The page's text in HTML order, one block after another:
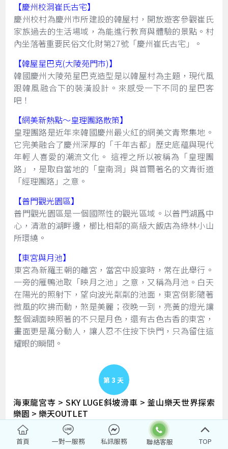
【慶州校洞崔氏古宅】
慶州校村為慶州市所建設的韓屋村，開放遊客參觀崔氏
家族過去的生活場域，為能進行教育與體驗的景點。村
內坐落著重要民俗文化財第27號「慶州崔氏古宅」。
【韓屋星巴克(大陵苑門市)】
韓國慶州大陵苑星巴克造型是以韓屋村為主題，現代風
跟韓風融合下的裝潢設計。來感受一下不同的星巴客
吧！
【網美新熱點～皇理團路散策】
皇理團路是近年來韓國慶州最火紅的網美文青聚集地。
它完美融合了慶州深厚的「千年古都」歷史底蘊與現代
年輕人喜愛的潮流文化。 這裡之所以被稱為「皇理團
路」，是取自當地的「皇南洞」與首爾著名的文青街道
「經理團路」之意。
【普門觀光園區】
普門觀光園區是一個國際性的觀光區域。以普門湖爲中
心，清澈的湖畔邊，櫛比相鄰的高級大飯店為綠林小山
所環繞。
【東宮與月池】
​東宮為新羅王朝的離宮，當宮中設宴時，常在此舉行。
一旁的雁鴨池取「映月之池」之意，又稱為月池。白天
在陽光的照射下，望向波光粼粼的池面，東宮倒影隨著
微風的吹拂而動，煞是美麗；夜晚一到，亮黃的燈光讓
整個湖面映照著的不只是月色，還有古色古香的東宮，
畫面更是萬分動人，讓人忍不住按下快門，只為留住這
耀眼的瞬間。
Day 3
海東龍宮寺 > SKY LUGE斜坡滑車 > 釜山樂天世界探索
樂園 > 樂天OUTLET
：飯店內用早餐
：機張烤魚定食（餐標：韓幣15000/人）
首頁 一對一服務 私訊服務 TOP